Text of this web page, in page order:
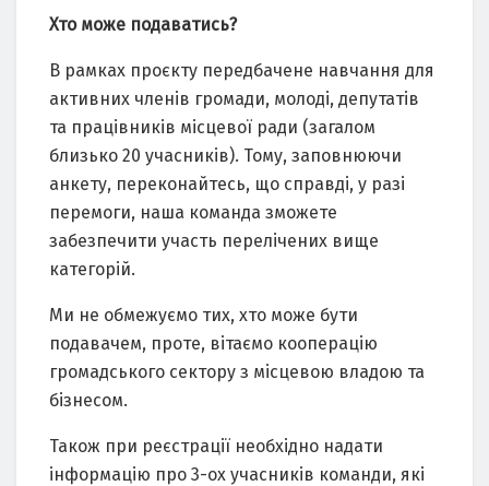
Хто може подаватись?
В рамках проєкту передбачене навчання для
активних членів громади, молоді, депутатів
та працівників місцевої ради (загалом
близько 20 учасників). Тому, заповнюючи
анкету, переконайтесь, що справді, у разі
перемоги, наша команда зможете
забезпечити участь перелічених вище
категорій.
Ми не обмежуємо тих, хто може бути
подавачем, проте, вітаємо кооперацію
громадського сектору з місцевою владою та
бізнесом.
Також при реєстрації необхідно надати
інформацію про 3-ох учасників команди, які